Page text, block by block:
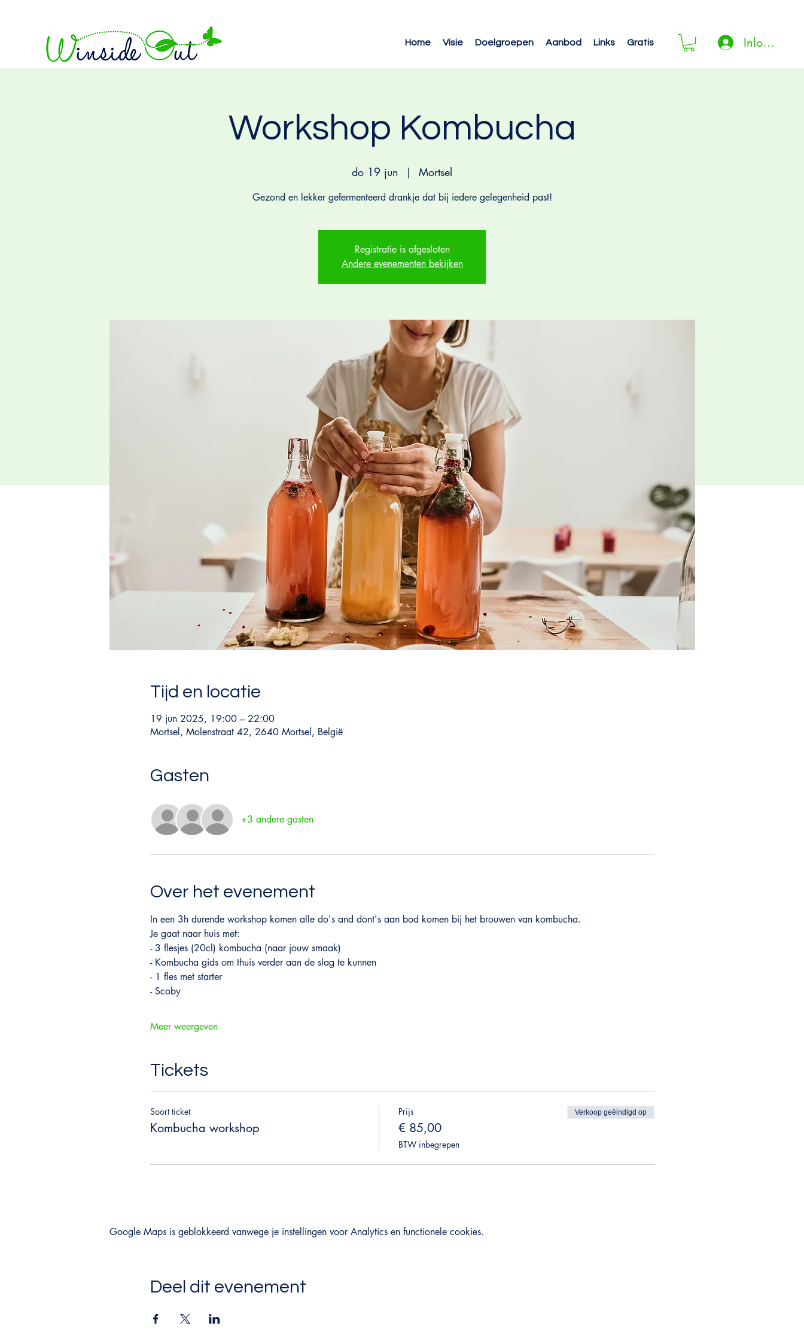
Home Visie Doelgroepen Aanbod Links Gratis Inloggen
Workshop Kombucha
do 19 jun
  |
Mortsel
Gezond en lekker gefermenteerd drankje dat bij iedere gelegenheid past!
Registratie is afgesloten
Andere evenementen bekijken
Tijd en locatie
19 jun 2025, 19:00 – 22:00
Mortsel, Molenstraat 42, 2640 Mortsel, België
Gasten
+3 andere gasten
Over het evenement
In een 3h durende workshop komen alle do's and dont's aan bod komen bij het brouwen van kombucha.
Je gaat naar huis met:
- 3 flesjes (20cl) kombucha (naar jouw smaak)
- Kombucha gids om thuis verder aan de slag te kunnen
- 1 fles met starter
- Scoby
Meer weergeven
Tickets
Soort ticket
Kombucha workshop
Prijs
€ 85,00
BTW inbegrepen
Verkoop geëindigd op
Google Maps is geblokkeerd vanwege je instellingen voor Analytics en functionele cookies.
Deel dit evenement